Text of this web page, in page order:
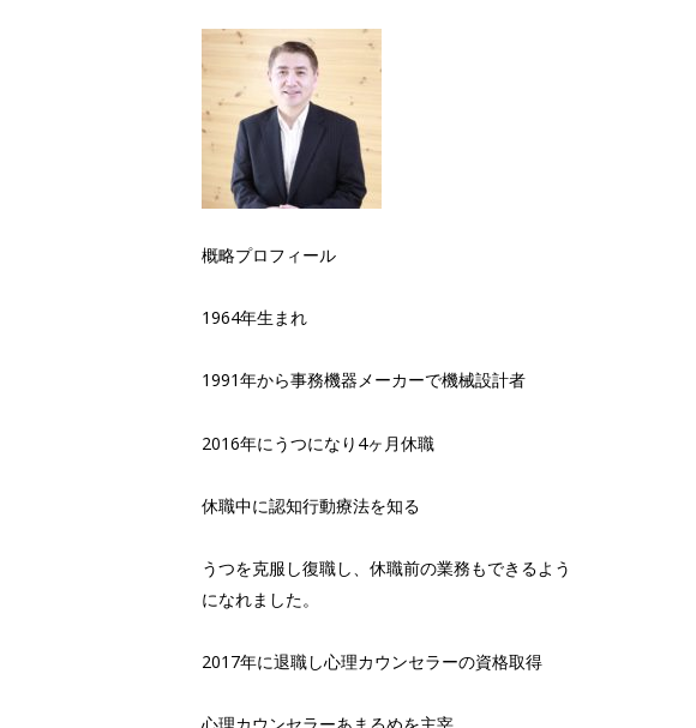
概略プロフィール
1964年生まれ
1991年から事務機器メーカーで機械設計者
2016年にうつになり4ヶ月休職
休職中に認知行動療法を知る
うつを克服し復職し、休職前の業務もできるよう
になれました。
2017年に退職し心理カウンセラーの資格取得
心理カウンセラーあまるめを主宰